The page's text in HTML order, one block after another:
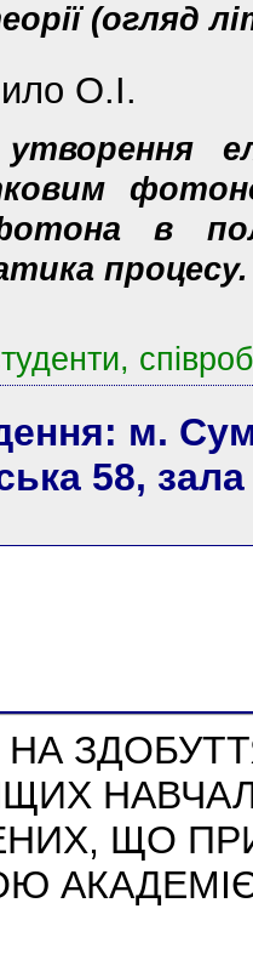
(огляд
О.І.
в
процесу.
м.
58, зала
ЩО